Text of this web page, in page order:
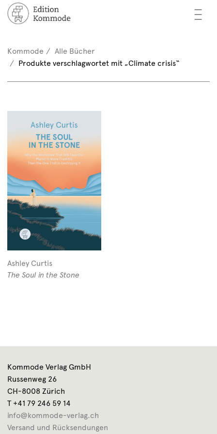
—
—
—
/ Registrieren
(0)
Kommode
Alle Bücher
Produkte verschlagwortet mit „Climate crisis“
Ashley Curtis
The Soul in the Stone
Kommode Verlag GmbH
Russenweg 26
CH-8008 Zürich
T +41 79 246 59 14
info@kommode-verlag.ch
Versand und Rücksendungen